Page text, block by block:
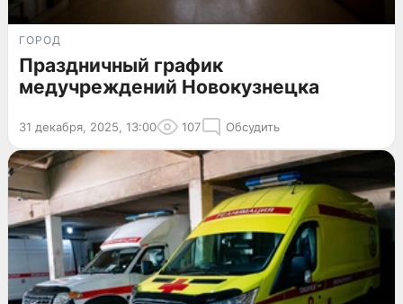
ГОРОД
Праздничный график
медучреждений Новокузнецка
31 декабря, 2025, 13:00 107 Обсудить